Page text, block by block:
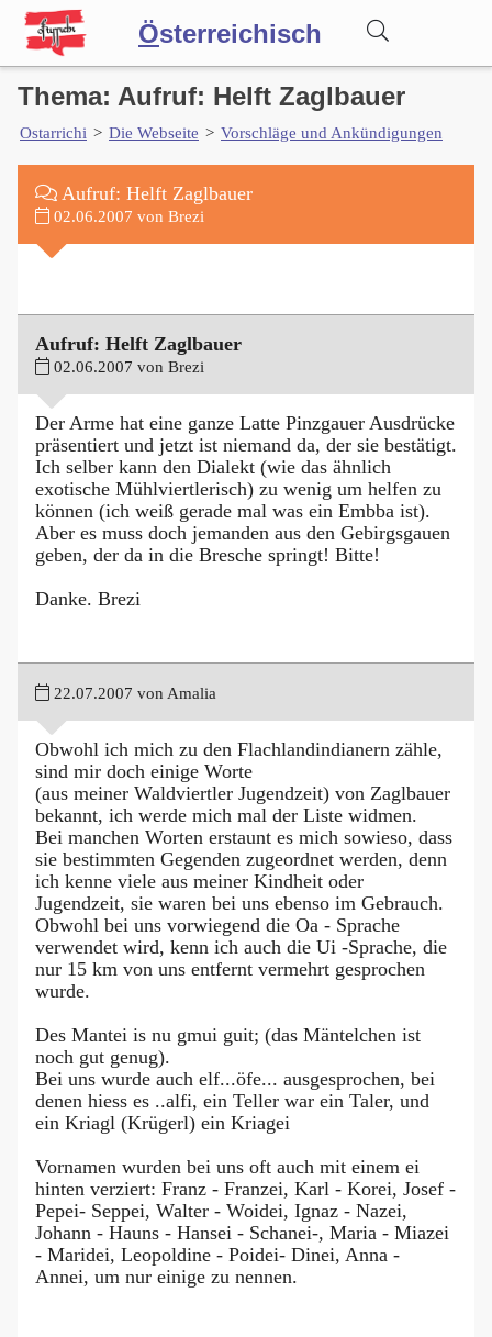
Österreichisch
Wörterbuch
Forum
Blog
Thema: Aufruf: Helft Zaglbauer
Ostarrichi > Die Webseite > Vorschläge und Ankündigungen
Aufruf: Helft Zaglbauer
02.06.2007 von Brezi
Aufruf: Helft Zaglbauer
02.06.2007 von Brezi
Der Arme hat eine ganze Latte Pinzgauer Ausdrücke
präsentiert und jetzt ist niemand da, der sie bestätigt.
Ich selber kann den Dialekt (wie das ähnlich
exotische Mühlviertlerisch) zu wenig um helfen zu
können (ich weiß gerade mal was ein Embba ist).
Aber es muss doch jemanden aus den Gebirgsgauen
geben, der da in die Bresche springt! Bitte!
Danke. Brezi
22.07.2007 von Amalia
Obwohl ich mich zu den Flachlandindianern zähle,
sind mir doch einige Worte
(aus meiner Waldviertler Jugendzeit) von Zaglbauer
bekannt, ich werde mich mal der Liste widmen.
Bei manchen Worten erstaunt es mich sowieso, dass
sie bestimmten Gegenden zugeordnet werden, denn
ich kenne viele aus meiner Kindheit oder
Jugendzeit, sie waren bei uns ebenso im Gebrauch.
Obwohl bei uns vorwiegend die Oa - Sprache
verwendet wird, kenn ich auch die Ui -Sprache, die
nur 15 km von uns entfernt vermehrt gesprochen
wurde.
Des Mantei is nu gmui guit; (das Mäntelchen ist
noch gut genug).
Bei uns wurde auch elf...öfe... ausgesprochen, bei
denen hiess es ..alfi, ein Teller war ein Taler, und
ein Kriagl (Krügerl) ein Kriagei
Vornamen wurden bei uns oft auch mit einem ei
hinten verziert: Franz - Franzei, Karl - Korei, Josef -
Pepei- Seppei, Walter - Woidei, Ignaz - Nazei,
Johann - Hauns - Hansei - Schanei-, Maria - Miazei
- Maridei, Leopoldine - Poidei- Dinei, Anna -
Annei, um nur einige zu nennen.